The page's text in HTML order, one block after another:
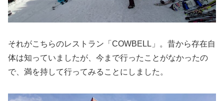
それがこちらのレストラン「COWBELL」。昔から存在自
体は知っていましたが、今まで行ったことがなかったの
で、満を持して行ってみることにしました。